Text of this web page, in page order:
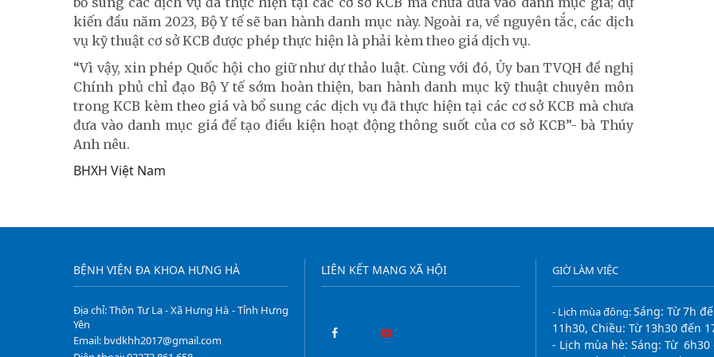
kiến đầu năm 2023, Bộ Y tế sẽ ban hành danh mục này. Ngoài ra, về nguyên tắc, các dịch
vụ kỹ thuật cơ sở KCB được phép thực hiện là phải kèm theo giá dịch vụ.
“Vì vậy, xin phép Quốc hội cho giữ như dự thảo luật. Cùng với đó, Ủy ban TVQH đề nghị
Chính phủ chỉ đạo Bộ Y tế sớm hoàn thiện, ban hành danh mục kỹ thuật chuyên môn
trong KCB kèm theo giá và bổ sung các dịch vụ đã thực hiện tại các cơ sở KCB mà chưa
đưa vào danh mục giá để tạo điều kiện hoạt động thông suốt của cơ sở KCB”- bà Thúy
Anh nêu.
BHXH Việt Nam
BỆNH VIỆN ĐA KHOA HƯNG HÀ
Địa chỉ: Thôn Tư La - Xã Hưng Hà - Tỉnh Hưng
Yên
Email: bvdkhh2017@gmail.com
LIÊN KẾT MẠNG XÃ HỘI GIỜ LÀM VIỆC
- Lịch mùa đông:Sáng: Từ 7h
11h30, Chiều: Từ 13h30 đến
- Lịch mùa hè: Sáng: Từ 6h30